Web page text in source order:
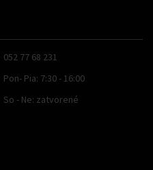
052 77 68 231
Pon- Pia: 7:30 - 16:00
So - Ne: zatvorené